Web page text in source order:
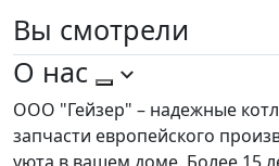
Вы смотрели
О нас
ООО "Гейзер" – надежные
запчасти европейского